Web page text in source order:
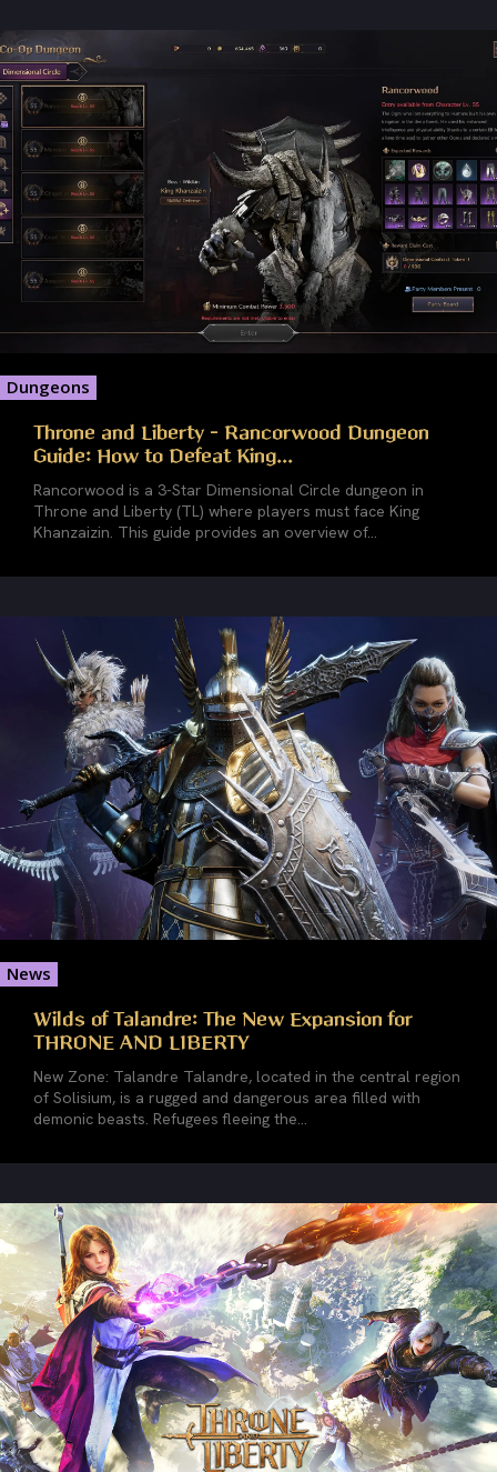
Dungeons
Throne and Liberty – Rancorwood Dungeon
Guide: How to Defeat King...
Rancorwood is a 3-Star Dimensional Circle dungeon in
Throne and Liberty (TL) where players must face King
Khanzaizin. This guide provides an overview of...
News
Wilds of Talandre: The New Expansion for
THRONE AND LIBERTY
New Zone: Talandre Talandre, located in the central region
of Solisium, is a rugged and dangerous area filled with
demonic beasts. Refugees fleeing the...